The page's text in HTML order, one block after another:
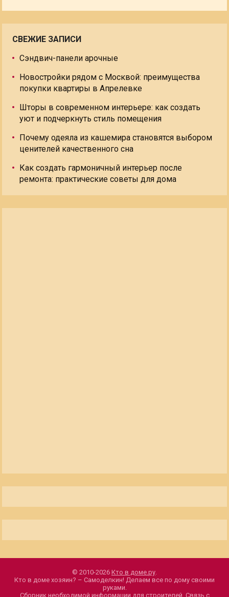
СВЕЖИЕ ЗАПИСИ
Сэндвич-панели арочные
Новостройки рядом с Москвой: преимущества
покупки квартиры в Апрелевке
Шторы в современном интерьере: как создать
уют и подчеркнуть стиль помещения
Почему одеяла из кашемира становятся выбором
ценителей качественного сна
Как создать гармоничный интерьер после
ремонта: практические советы для дома
© 2010-2026 Кто в доме.ру.
Кто в доме хозяин? – Самоделкин! Делаем все по дому своими
руками.
Сборник необходимой информации для строителей. Связь с